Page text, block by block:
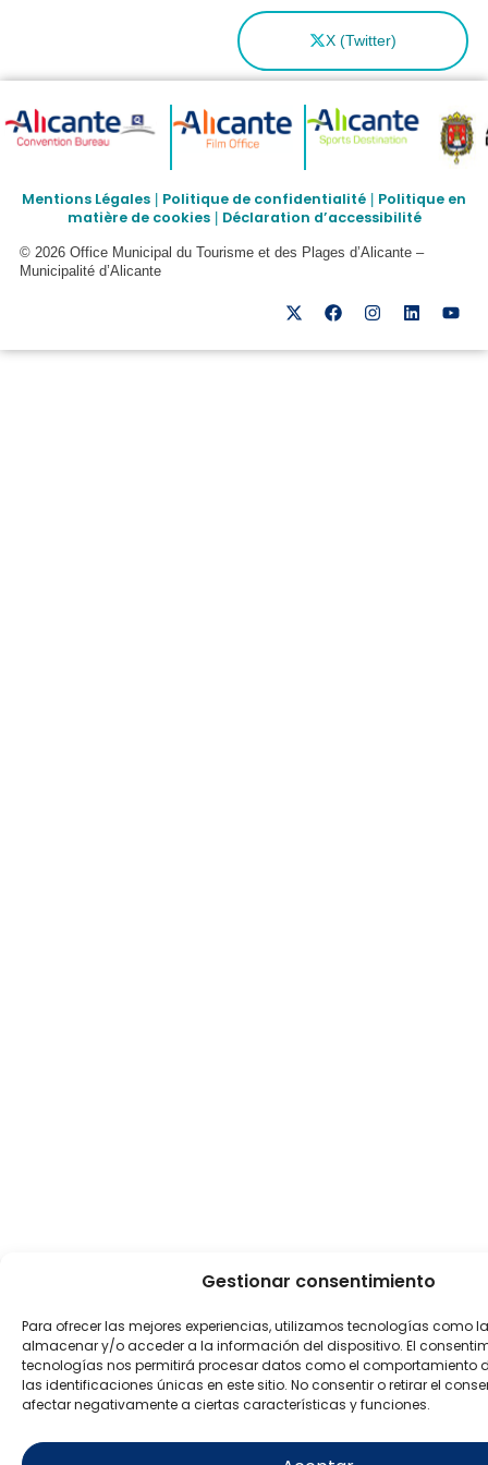
Gestionar consentimiento
Para ofrecer las mejores experiencias, utilizamos tecnologías como
almacenar y/o acceder a la información del dispositivo. El
tecnologías nos permitirá procesar datos como el comportamiento
las identificaciones únicas en este sitio. No consentir o retirar el
afectar negativamente a ciertas características y funciones.
X (Twitter)
Mentions Légales Politique de confidentialité
Politique en
matière de cookies| Déclaration d’accessibilité
© 2026 Office Municipal du Tourisme et des Plages d’Alicante –
Municipalité d’Alicante